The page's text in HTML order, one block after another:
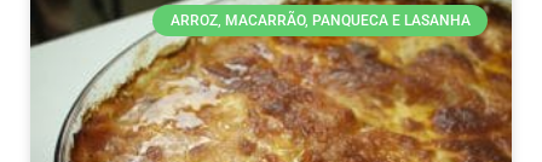
ARROZ, MACARRÃO, PANQUECA E LASANHA